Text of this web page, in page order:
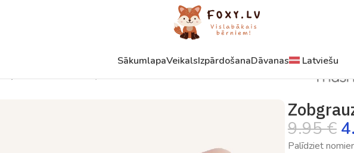
SākumlapaVeikalsIzpārdošanaDāvanas
Latviešu
9.95€
Palīdziet